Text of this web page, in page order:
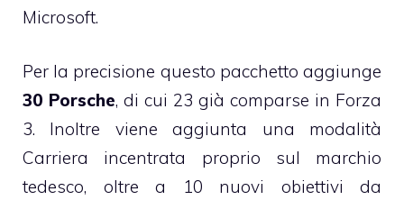
Microsoft.
Per la precisione questo pacchetto aggiunge
30 Porsche, di cui 23 già comparse in Forza
3. Inoltre viene aggiunta una modalità
Carriera incentrata proprio sul marchio
tedesco, oltre a 10 nuovi obiettivi da